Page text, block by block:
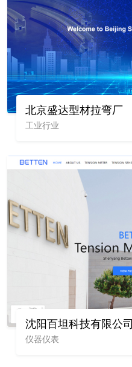
北京盛达型材拉弯厂
工业行业
沈阳百坦科技有限公司
仪器仪表